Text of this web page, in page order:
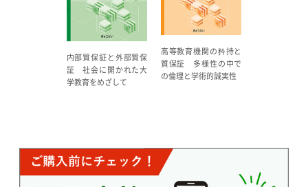
内部質保証と外部質保
証 社会に開かれた大
学教育をめざして
高等教育機関の矜持と
質保証 多様性の中で
の倫理と学術的誠実性